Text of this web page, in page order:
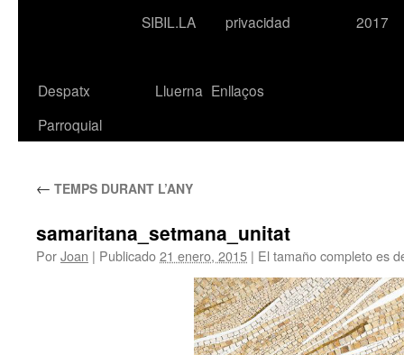
SIBIL.LA
privacidad
2017
Despatx
Parroquial
Lluerna Enllaços
← TEMPS DURANT L’ANY
samaritana_setmana_unitat
PorJoan | Publicado21 enero, 2015 | El tamaño completo es